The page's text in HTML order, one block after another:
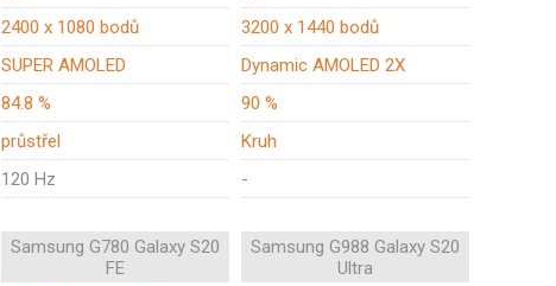
2400 x 1080 bodů
3200 x 1440 bodů
SUPER AMOLED
Dynamic AMOLED 2X
84.8 %
90 %
průstřel
Kruh
120 Hz -
Samsung G780 Galaxy S20
FE
Samsung G988 Galaxy S20
Ultra